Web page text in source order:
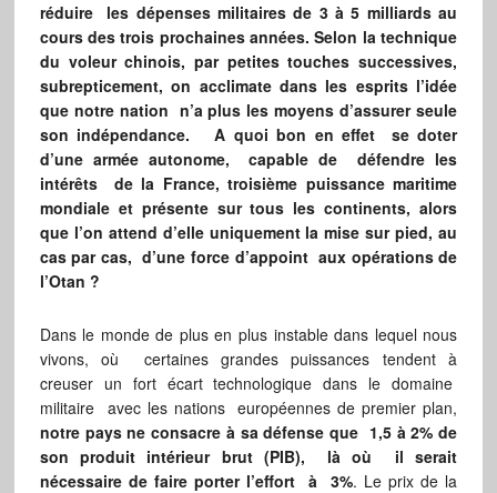
réduire les dépenses militaires de 3 à 5 milliards au
cours des trois prochaines années. Selon la technique
du voleur chinois, par petites touches successives,
subrepticement, on acclimate dans les esprits l’idée
que notre nation n’a plus les moyens d’assurer seule
son indépendance. A quoi bon en effet se doter
d’une armée autonome, capable de défendre les
intérêts de la France, troisième puissance maritime
mondiale et présente sur tous les continents, alors
que l’on attend d’elle uniquement la mise sur pied, au
cas par cas, d’une force d’appoint aux opérations de
l’Otan ?
Dans le monde de plus en plus instable dans lequel nous
vivons, où certaines grandes puissances tendent à
creuser un fort écart technologique dans le domaine
militaire avec les nations européennes de premier plan,
notre pays ne consacre à sa défense que 1,5 à 2% de
son produit intérieur brut (PIB), là où il serait
nécessaire de faire porter l’effort à 3%. Le prix de la